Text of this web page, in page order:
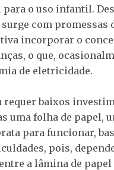
para o uso infantil.
com promessas
incorporar o
o que,
de eletricidade.
requer baixos
uma folha de papel,
para funcionar,
pois,
a lâmina de papel